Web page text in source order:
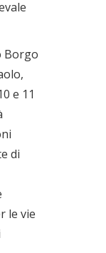
Borgo
e 11
di
le vie